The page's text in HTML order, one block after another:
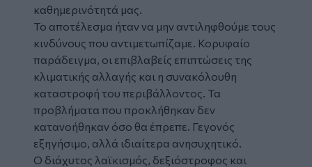
καθημερινότητά μας.
Το αποτέλεσμα ήταν να μην αντιληφθούμε τους
κινδύνους που αντιμετωπίζαμε. Κορυφαίο
παράδειγμα, οι επιβλαβείς επιπτώσεις της
κλιματικής αλλαγής και η συνακόλουθη
καταστροφή του περιβάλλοντος. Τα
προβλήματα που προκλήθηκαν δεν
κατανοήθηκαν όσο θα έπρεπε. Γεγονός
εξηγήσιμο, αλλά ιδιαίτερα ανησυχητικό.
Ο διάχυτος λαϊκισμός, δεξιόστροφος και